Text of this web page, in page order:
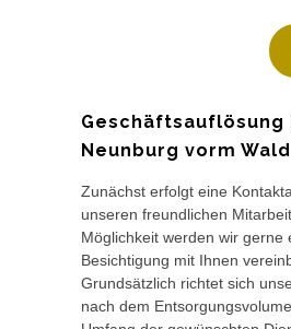
Geschäftsauflösung
Neunburg vorm
Zunächst erfolgt eine
unseren freundlichen
Möglichkeit werden wir gerne
Besichtigung mit Ihnen
Grundsätzlich richtet sich
nach dem